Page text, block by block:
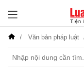
Văn bản pháp luật